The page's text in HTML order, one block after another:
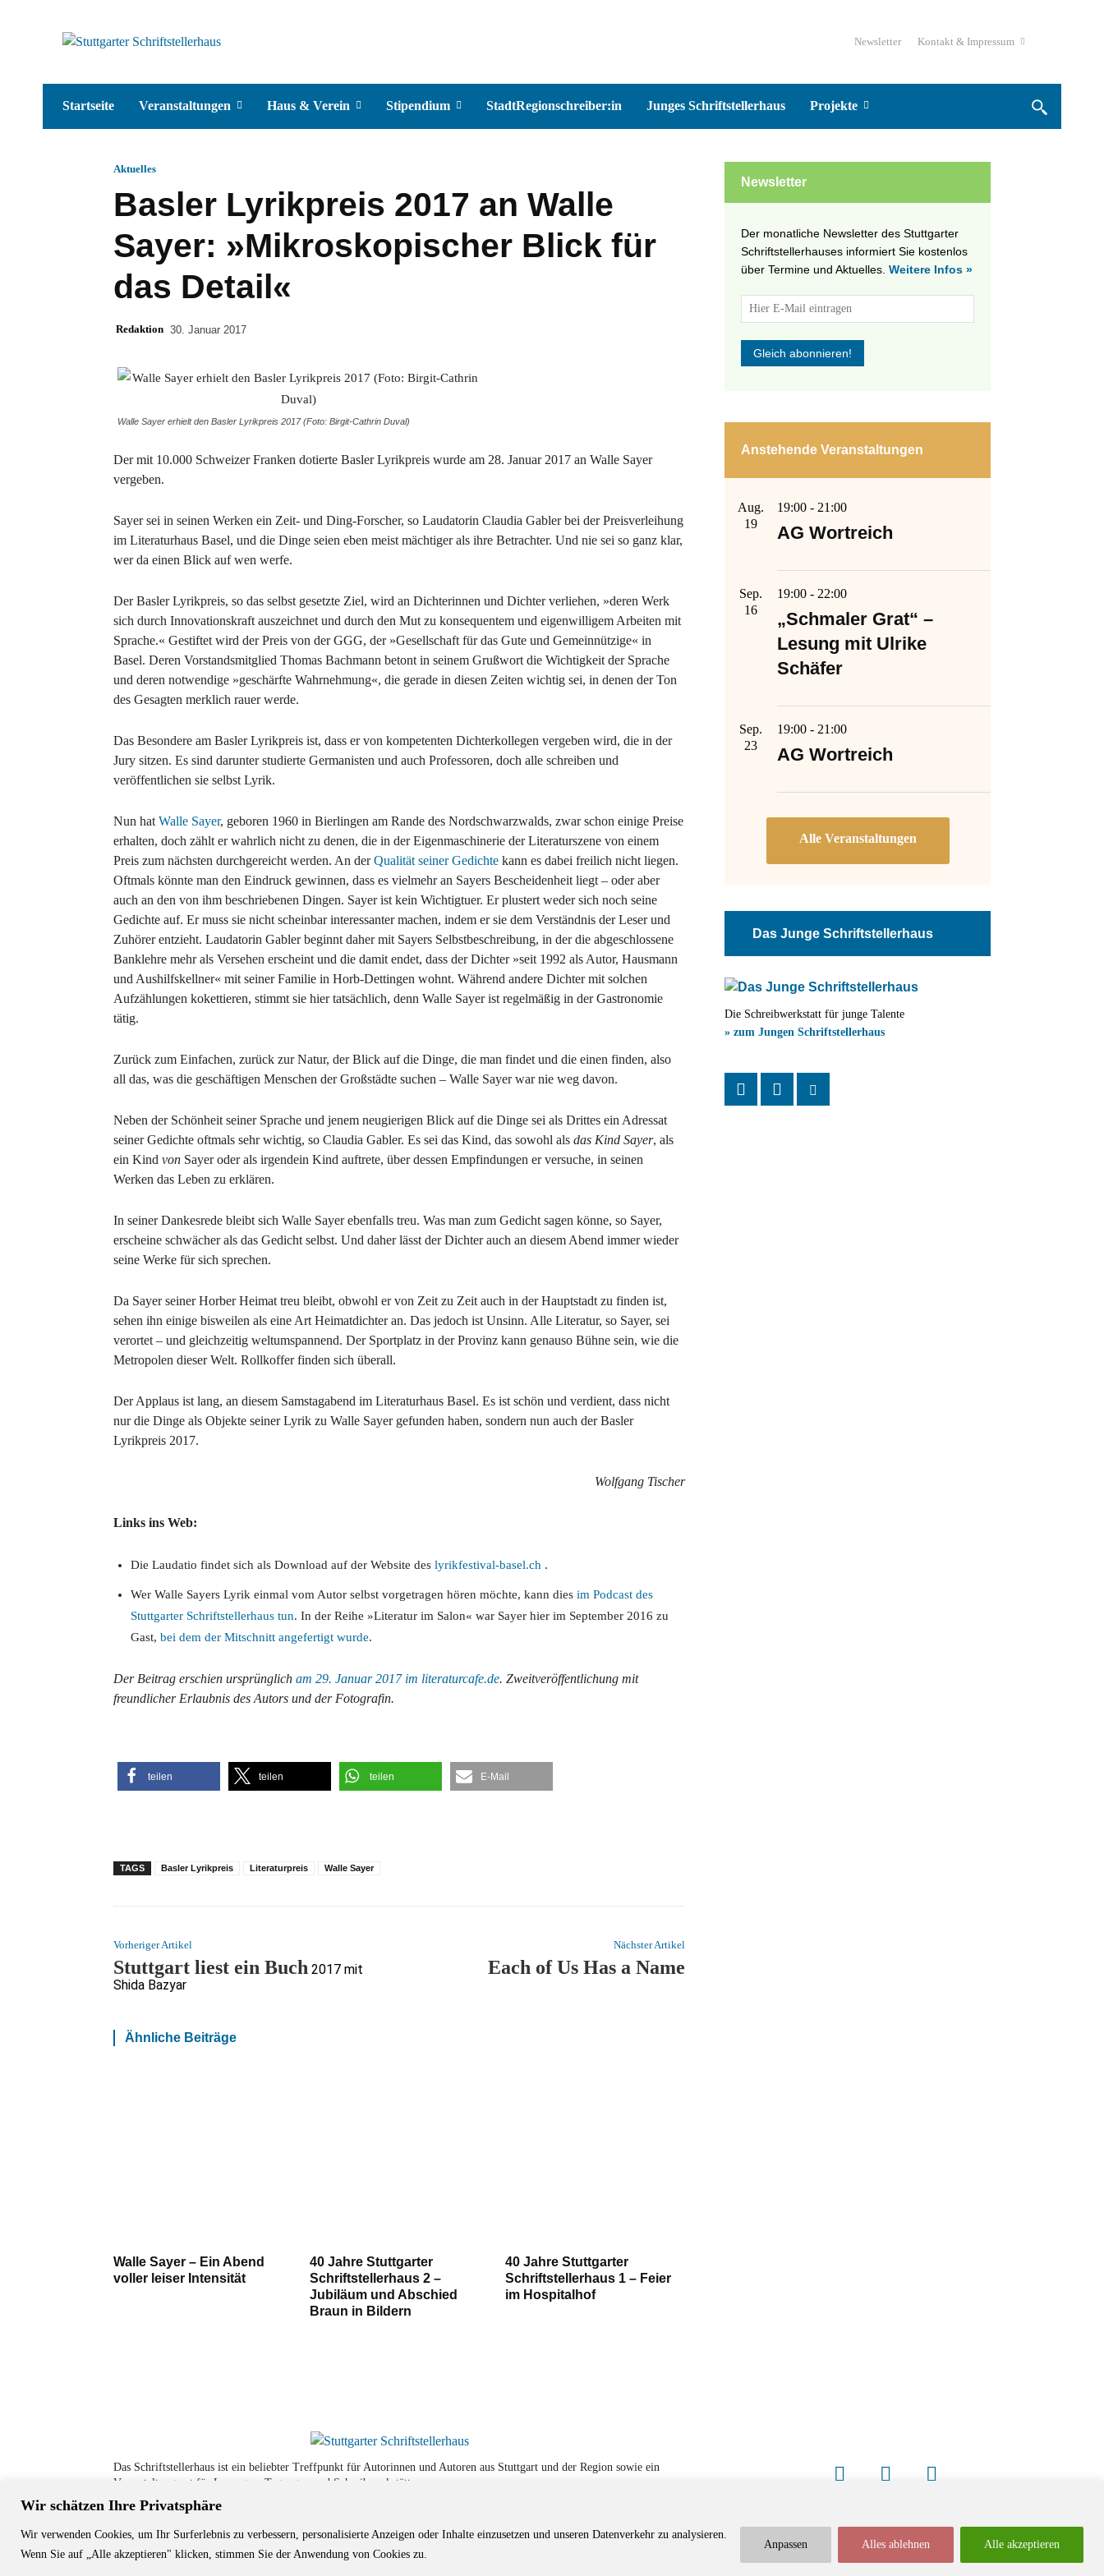
Wir schätzen Ihre Privatsphäre
Wir verwenden Cookies, um Ihr Surferlebnis zu verbessern, personalisierte Anzeigen oder Inhalte einzusetzen und unseren Datenverkehr zu analysieren.
Wenn Sie auf „Alle akzeptieren" klicken, stimmen Sie der Anwendung von Cookies zu.
Anpassen Alles ablehnen Alle akzeptieren
Newsletter Kontakt & Impressum
Startseite Veranstaltungen Haus & Verein Stipendium StadtRegionschreiber:in Junges Schriftstellerhaus Projekte
Aktuelles
Basler Lyrikpreis 2017 an Walle
Sayer: »Mikroskopischer Blick für
das Detail«
Redaktion 30. Januar 2017
Walle Sayer erhielt den Basler Lyrikpreis 2017 (Foto: Birgit-Cathrin Duval)
Der mit 10.000 Schweizer Franken dotierte Basler Lyrikpreis wurde am 28. Januar 2017 an Walle Sayer
vergeben.
Sayer sei in seinen Werken ein Zeit- und Ding-Forscher, so Laudatorin Claudia Gabler bei der Preisverleihung
im Literaturhaus Basel, und die Dinge seien eben meist mächtiger als ihre Betrachter. Und nie sei so ganz klar,
wer da einen Blick auf wen werfe.
Der Basler Lyrikpreis, so das selbst gesetzte Ziel, wird an Dichterinnen und Dichter verliehen, »deren Werk
sich durch Innovationskraft auszeichnet und durch den Mut zu konsequentem und eigenwilligem Arbeiten mit
Sprache.« Gestiftet wird der Preis von der GGG, der »Gesellschaft für das Gute und Gemeinnützige« in
Basel. Deren Vorstandsmitglied Thomas Bachmann betont in seinem Grußwort die Wichtigkeit der Sprache
und deren notwendige »geschärfte Wahrnehmung«, die gerade in diesen Zeiten wichtig sei, in denen der Ton
des Gesagten merklich rauer werde.
Das Besondere am Basler Lyrikpreis ist, dass er von kompetenten Dichterkollegen vergeben wird, die in der
Jury sitzen. Es sind darunter studierte Germanisten und auch Professoren, doch alle schreiben und
veröffentlichen sie selbst Lyrik.
Nun hat Walle Sayer, geboren 1960 in Bierlingen am Rande des Nordschwarzwalds, zwar schon einige Preise
erhalten, doch zählt er wahrlich nicht zu denen, die in der Eigenmaschinerie der Literaturszene von einem
Preis zum nächsten durchgereicht werden. An derQualität seiner Gedichte kann es dabei freilich nicht liegen.
Oftmals könnte man den Eindruck gewinnen, dass es vielmehr an Sayers Bescheidenheit liegt – oder aber
auch an den von ihm beschriebenen Dingen. Sayer ist kein Wichtigtuer. Er plustert weder sich noch seine
Gedichte auf. Er muss sie nicht scheinbar interessanter machen, indem er sie dem Verständnis der Leser und
Zuhörer entzieht. Laudatorin Gabler beginnt daher mit Sayers Selbstbeschreibung, in der die abgeschlossene
Banklehre mehr als Versehen erscheint und die damit endet, dass der Dichter »seit 1992 als Autor, Hausmann
und Aushilfskellner« mit seiner Familie in Horb-Dettingen wohnt. Während andere Dichter mit solchen
Aufzählungen kokettieren, stimmt sie hier tatsächlich, denn Walle Sayer ist regelmäßig in der Gastronomie
tätig.
Zurück zum Einfachen, zurück zur Natur, der Blick auf die Dinge, die man findet und die einen finden, also
all das, was die geschäftigen Menschen der Großstädte suchen – Walle Sayer war nie weg davon.
Neben der Schönheit seiner Sprache und jenem neugierigen Blick auf die Dinge sei als Drittes ein Adressat
seiner Gedichte oftmals sehr wichtig, so Claudia Gabler. Es sei das Kind, das sowohl als das Kind Sayer, als
ein Kind von Sayer oder als irgendein Kind auftrete, über dessen Empfindungen er versuche, in seinen
Werken das Leben zu erklären.
In seiner Dankesrede bleibt sich Walle Sayer ebenfalls treu. Was man zum Gedicht sagen könne, so Sayer,
erscheine schwächer als das Gedicht selbst. Und daher lässt der Dichter auch an diesem Abend immer wieder
seine Werke für sich sprechen.
Da Sayer seiner Horber Heimat treu bleibt, obwohl er von Zeit zu Zeit auch in der Hauptstadt zu finden ist,
sehen ihn einige bisweilen als eine Art Heimatdichter an. Das jedoch ist Unsinn. Alle Literatur, so Sayer, sei
verortet – und gleichzeitig weltumspannend. Der Sportplatz in der Provinz kann genauso Bühne sein, wie die
Metropolen dieser Welt. Rollkoffer finden sich überall.
Der Applaus ist lang, an diesem Samstagabend im Literaturhaus Basel. Es ist schön und verdient, dass nicht
nur die Dinge als Objekte seiner Lyrik zu Walle Sayer gefunden haben, sondern nun auch der Basler
Lyrikpreis 2017.
Wolfgang Tischer
Links ins Web:
Die Laudatio findet sich als Download auf der Website des lyrikfestival-basel.ch .
Wer Walle Sayers Lyrik einmal vom Autor selbst vorgetragen hören möchte, kann dies im Podcast des
Stuttgarter Schriftstellerhaus tun. In der Reihe »Literatur im Salon« war Sayer hier im September 2016 zu
Gast, bei dem der Mitschnitt angefertigt wurde.
Der Beitrag erschien ursprünglich am 29. Januar 2017 im literaturcafe.de. Zweitveröffentlichung mit
freundlicher Erlaubnis des Autors und der Fotografin.
teilen teilen teilen E-Mail
TAGS Basler Lyrikpreis Literaturpreis Walle Sayer
Vorheriger Artikel
Stuttgart liest ein Buch 2017 mit
Shida Bazyar
Nächster Artikel
Each of Us Has a Name
Ähnliche Beiträge
Walle Sayer – Ein Abend
voller leiser Intensität
40 Jahre Stuttgarter
Schriftstellerhaus 2 –
Jubiläum und Abschied
Braun in Bildern
40 Jahre Stuttgarter
Schriftstellerhaus 1 – Feier
im Hospitalhof
Newsletter
Der monatliche Newsletter des Stuttgarter
Schriftstellerhauses informiert Sie kostenlos
über Termine und Aktuelles. Weitere Infos »
Anstehende Veranstaltungen
Aug.
19
19:00 - 21:00
AG Wortreich
Sep.
16
19:00 - 22:00
„Schmaler Grat“ –
Lesung mit Ulrike
Schäfer
Sep.
23
19:00 - 21:00
AG Wortreich
Das Junge Schriftstellerhaus
Die Schreibwerkstatt für junge Talente
» zum Jungen Schriftstellerhaus
Das Schriftstellerhaus ist ein beliebter Treffpunkt für Autorinnen und Autoren aus Stuttgart und der Region sowie ein
Veranstaltungsort für Lesungen, Tagungen und Schreibwerkstätten.
© Stuttgarter Schriftstellerhaus Newsletter Impressum / Kontakt